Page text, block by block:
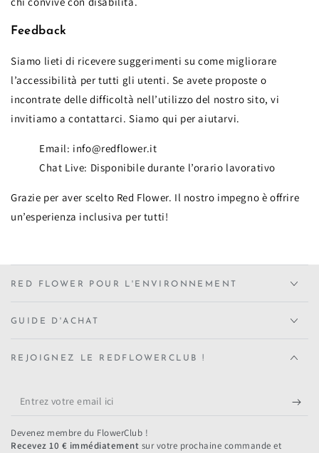
Feedback
Siamo lieti di ricevere suggerimenti su come migliorare
l’accessibilità per tutti gli utenti. Se avete proposte o
incontrate delle difficoltà nell’utilizzo del nostro sito, vi
invitiamo a contattarci. Siamo qui per aiutarvi.
Email: info@redflower.it
Chat Live: Disponibile durante l’orario lavorativo
Grazie per aver scelto Red Flower. Il nostro impegno è offrire
un’esperienza inclusiva per tutti!
RED FLOWER POUR L'ENVIRONNEMENT
GUIDE D'ACHAT
REJOIGNEZ LE REDFLOWERCLUB !
Entrez
email
Devenez membre du FlowerClub !
Recevez 10 € immédiatement sur votre prochaine commande et